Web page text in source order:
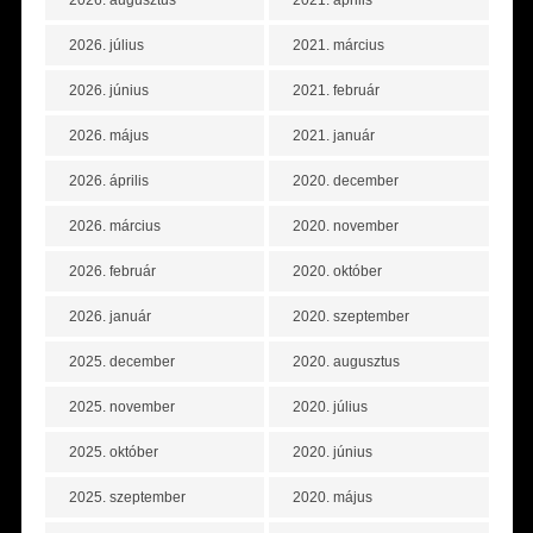
2026. július
2026. június
2026. május
2026. április
2026. március
2026. február
2026. január
2025. december
2025. november
2025. október
2025. szeptember
2021. március
2021. február
2021. január
2020. december
2020. november
2020. október
2020. szeptember
2020. augusztus
2020. július
2020. június
2020. május